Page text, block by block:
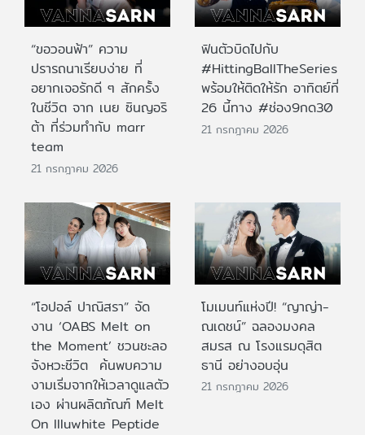
“ขอวอนฟ้า” ความ
ปรารถนาเรียบง่าย ที่
อยากเจอรักดี ๆ สักครั้ง
ในชีวิต จาก เนย ซินญอริ
ต้า ที่ร่วมทำกับ marr
team
21 กรกฎาคม 2026
ฟินตัวบิดไปกับ
#HittingBallTheSeries
พร้อมให้ติดให้รัก อาทิตย์ที่
26 นี้ทาง #ช่อง9กด30
21 กรกฎาคม 2026
“โอปอล์ ปาณิสรา” จัด
งาน ‘OABS Melt on
the Moment’ ชวนชะลอ
จังหวะชีวิต ค้นพบความ
งามเริ่มจากให้เวลาดูแลตัว
เอง ผ่านผลิตภัณฑ์ Melt
On Illuwhite Peptide
โมเมนท์แห่งปี! “ญาญ่า-
ณเดชน์” ฉลองมงคล
สมรส ณ โรงแรมดุสิต
ธานี อย่างอบอุ่น
21 กรกฎาคม 2026